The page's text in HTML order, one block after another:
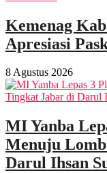
Kemenag
Apresiasi
8 Agustus 2026
MI Yanba
Menuju
Darul Ihsan